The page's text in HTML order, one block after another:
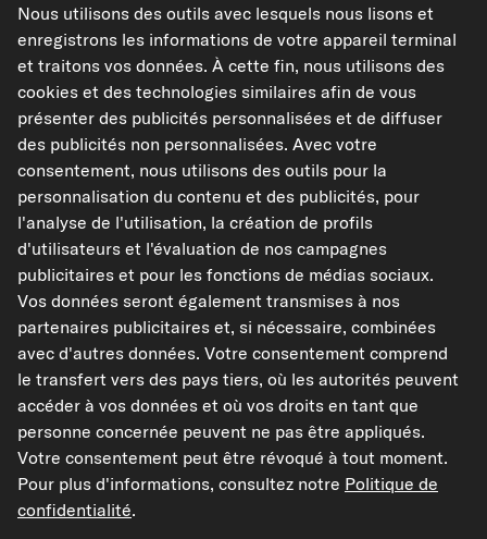
Aide & soutien
Juridique
Modes de paiement acceptés
Paiement à l'avance
Nos partenaires d'expédition
kfzteile24.de kfzteile24.at
carpardoo.nl
carpardoo.dk
Nous utilisons des outils avec lesquels nous lisons et
enregistrons les informations de votre appareil terminal
et traitons vos données. À cette fin, nous utilisons des
cookies et des technologies similaires afin de vous
présenter des publicités personnalisées et de diffuser
des publicités non personnalisées. Avec votre
consentement, nous utilisons des outils pour la
personnalisation du contenu et des publicités, pour
l'analyse de l'utilisation, la création de profils
d'utilisateurs et l'évaluation de nos campagnes
publicitaires et pour les fonctions de médias sociaux.
Vos données seront également transmises à nos
partenaires publicitaires et, si nécessaire, combinées
avec d'autres données. Votre consentement comprend
le transfert vers des pays tiers, où les autorités peuvent
accéder à vos données et où vos droits en tant que
personne concernée peuvent ne pas être appliqués.
Votre consentement peut être révoqué à tout moment.
Pour plus d'informations, consultez notre Politique de
confidentialité.